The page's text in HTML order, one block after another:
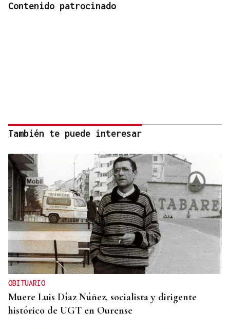
Contenido patrocinado
También te puede interesar
OBITUARIO
Muere Luis Díaz Núñez, socialista y dirigente
histórico de UGT en Ourense